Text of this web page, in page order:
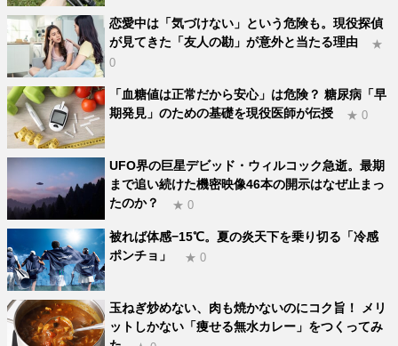
恋愛中は「気づけない」という危険も。現役探偵
が見てきた「友人の勘」が意外と当たる理由
★
0
「血糖値は正常だから安心」は危険？ 糖尿病「早
期発見」のための基礎を現役医師が伝授
★ 0
UFO界の巨星デビッド・ウィルコック急逝。最期
まで追い続けた機密映像46本の開示はなぜ止まっ
たのか？
★ 0
被れば体感−15℃。夏の炎天下を乗り切る「冷感
ポンチョ」
★ 0
玉ねぎ炒めない、肉も焼かないのにコク旨！ メリ
ットしかない「痩せる無水カレー」をつくってみ